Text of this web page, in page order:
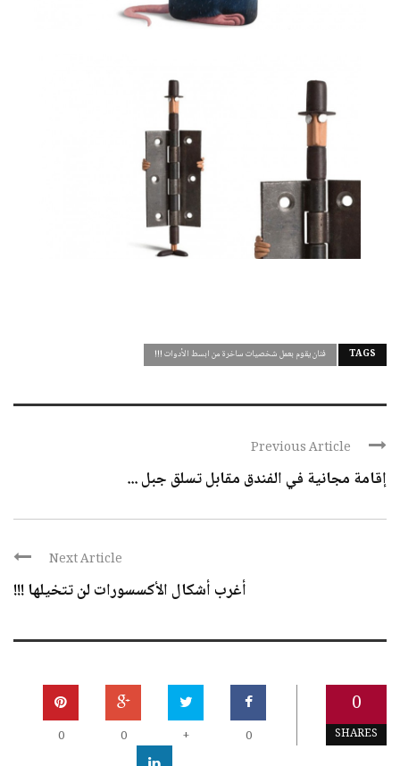
TAGS فنان يقوم بعمل شخصيات ساخرة من ابسط الأدوات !!!
Previous Article
إقامة مجانية في الفندق مقابل تسلق جبل ...
Next Article
أغرب أشكال الأكسسورات لن تتخيلها !!!
0
SHARES
0
+
0
0